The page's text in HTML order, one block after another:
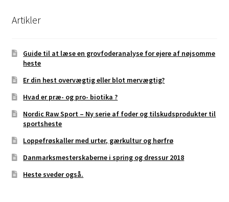
Artikler
Guide til at læse en grovfoderanalyse for ejere af nøjsomme
heste
Er din hest overvægtig eller blot mervægtig?
Hvad er præ- og pro- biotika ?
Nordic Raw Sport – Ny serie af foder og tilskudsprodukter til
sportsheste
Loppefrøskaller med urter, gærkultur og hørfrø
Danmarksmesterskaberne i spring og dressur 2018
Heste sveder også.